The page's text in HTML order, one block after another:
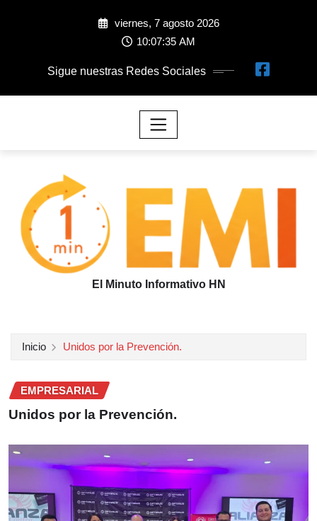
viernes, 7 agosto 2026
10:07:36 AM
Sigue nuestras Redes Sociales
El Minuto Informativo HN
Inicio Unidos por la Prevención.
EMPRESARIAL
Unidos por la Prevención.